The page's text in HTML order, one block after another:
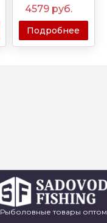
4579 руб.
Подробнее
Рыболовные товары оптом